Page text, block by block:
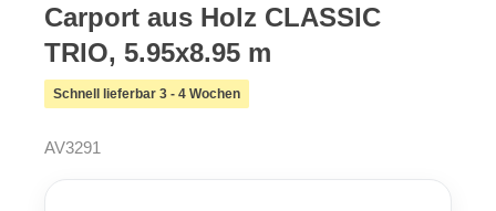
Carport aus Holz CLASSIC
TRIO, 5.95x8.95 m
Schnell lieferbar 3 - 4 Wochen
AV3291